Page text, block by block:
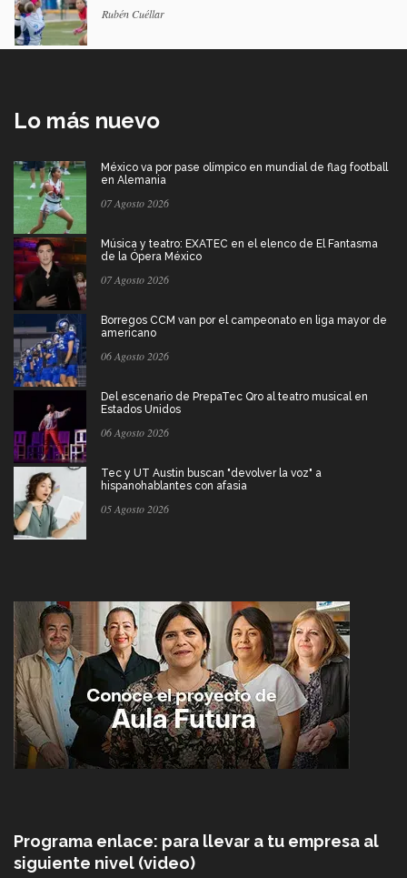
Rubén Cuéllar
Lo más nuevo
México va por pase olímpico en mundial de flag football
en Alemania
07 Agosto 2026
Música y teatro: EXATEC en el elenco de El Fantasma
de la Ópera México
07 Agosto 2026
Borregos CCM van por el campeonato en liga mayor de
americano
06 Agosto 2026
Del escenario de PrepaTec Qro al teatro musical en
Estados Unidos
06 Agosto 2026
Tec y UT Austin buscan "devolver la voz" a
hispanohablantes con afasia
05 Agosto 2026
Programa enlace: para llevar a tu empresa al
siguiente nivel (video)